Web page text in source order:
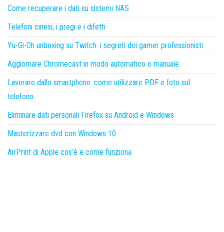
Come recuperare i dati su sistemi NAS
Telefoni cinesi, i pregi e i difetti
Yu-Gi-Oh unboxing su Twitch: i segreti dei gamer professionisti
Aggiornare Chromecast in modo automatico o manuale
Lavorare dallo smartphone: come utilizzare PDF e foto sul
telefono
Eliminare dati personali Firefox su Android e Windows
Masterizzare dvd con Windows 10
AirPrint di Apple cos’è e come funziona